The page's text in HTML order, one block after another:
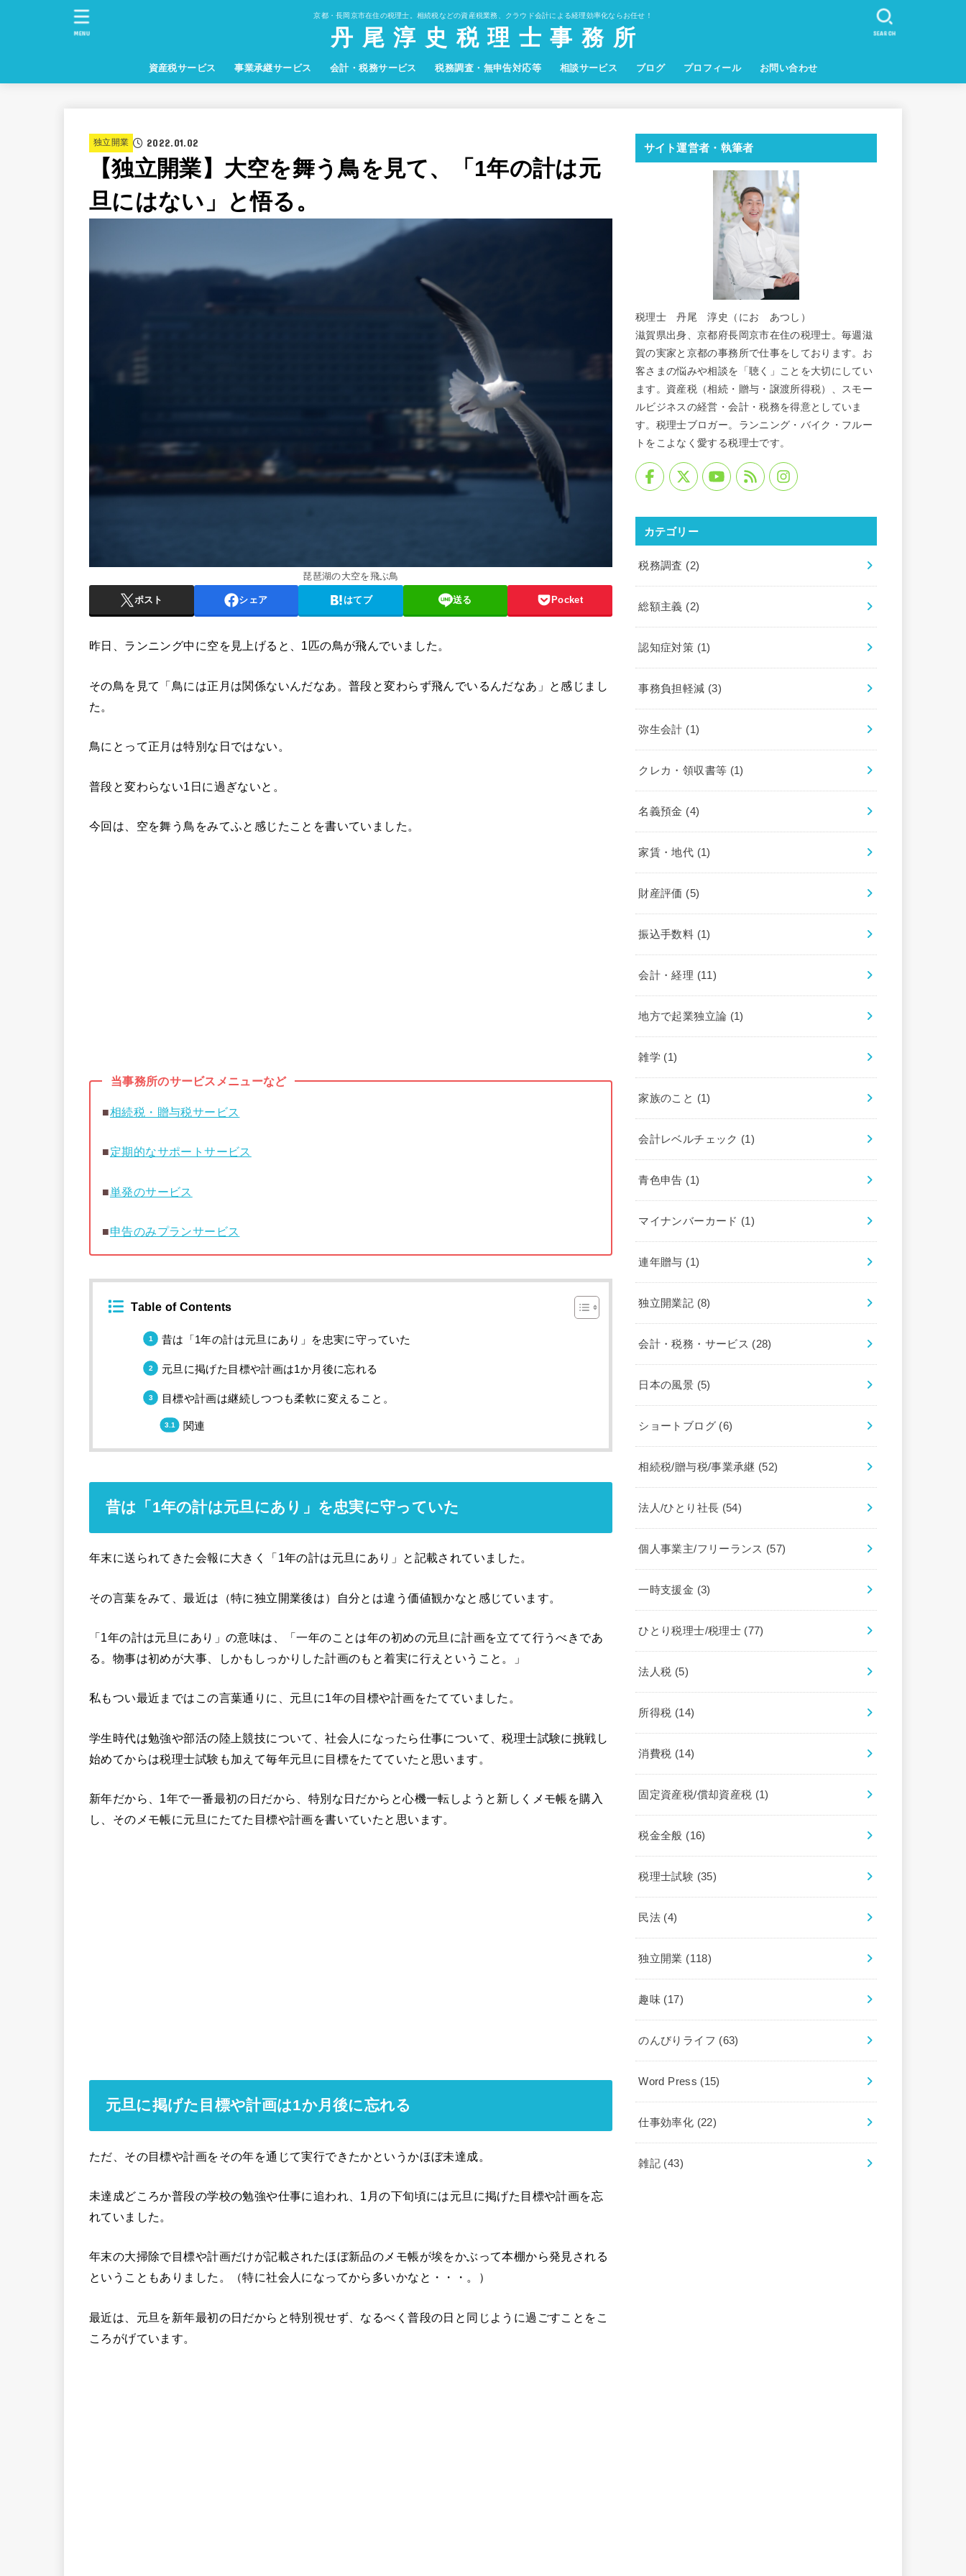
京都・長岡京市在住の税理士。相続税などの資産税業務、クラウド会計による経理効率化ならお任せ！
丹 尾 淳 史 税 理 士 事 務 所
資産税サービス 事業承継サービス 会計・税務サービス 税務調査・無申告対応等 相談サービス ブログ プロフィール お問い合わせ
SEARCH
MENU
独立開業 2022.01.02
【独立開業】大空を舞う鳥を見て、「1年の計は元
旦にはない」と悟る。
琵琶湖の大空を飛ぶ鳥
ポスト シェア はてブ 送る Pocket
昨日、ランニング中に空を見上げると、1匹の鳥が飛んでいました。
その鳥を見て「鳥には正月は関係ないんだなあ。普段と変わらず飛んでいるんだなあ」と感じまし
た。
鳥にとって正月は特別な日ではない。
普段と変わらない1日に過ぎないと。
今回は、空を舞う鳥をみてふと感じたことを書いていました。
当事務所のサービスメニューなど
■相続税・贈与税サービス
■定期的なサポートサービス
■単発のサービス
■申告のみプランサービス
Table of Contents
昔は「1年の計は元旦にあり」を忠実に守っていた
元旦に掲げた目標や計画は1か月後に忘れる
目標や計画は継続しつつも柔軟に変えること。
関連
昔は「1年の計は元旦にあり」を忠実に守っていた
年末に送られてきた会報に大きく「1年の計は元旦にあり」と記載されていました。
その言葉をみて、最近は（特に独立開業後は）自分とは違う価値観かなと感じています。
「1年の計は元旦にあり」の意味は、「一年のことは年の初めの元旦に計画を立てて行うべきであ
る。物事は初めが大事、しかもしっかりした計画のもと着実に行えということ。」
私もつい最近まではこの言葉通りに、元旦に1年の目標や計画をたてていました。
学生時代は勉強や部活の陸上競技について、社会人になったら仕事について、税理士試験に挑戦し
始めてからは税理士試験も加えて毎年元旦に目標をたてていたと思います。
新年だから、1年で一番最初の日だから、特別な日だからと心機一転しようと新しくメモ帳を購入
し、そのメモ帳に元旦にたてた目標や計画を書いていたと思います。
元旦に掲げた目標や計画は1か月後に忘れる
ただ、その目標や計画をその年を通じて実行できたかというかほぼ未達成。
未達成どころか普段の学校の勉強や仕事に追われ、1月の下旬頃には元旦に掲げた目標や計画を忘
れていました。
年末の大掃除で目標や計画だけが記載されたほぼ新品のメモ帳が埃をかぶって本棚から発見される
ということもありました。（特に社会人になってから多いかなと・・・。）
最近は、元旦を新年最初の日だからと特別視せず、なるべく普段の日と同じように過ごすことをこ
ころがげています。
サイト運営者・執筆者
税理士 丹尾 淳史（にお あつし）
滋賀県出身、京都府長岡京市在住の税理士。毎週滋
賀の実家と京都の事務所で仕事をしております。お
客さまの悩みや相談を「聴く」ことを大切にしてい
ます。資産税（相続・贈与・譲渡所得税）、スモー
ルビジネスの経営・会計・税務を得意としていま
す。税理士ブロガー。ランニング・バイク・フルー
トをこよなく愛する税理士です。
カテゴリー
税務調査 (2)
総額主義 (2)
認知症対策 (1)
事務負担軽減 (3)
弥生会計 (1)
クレカ・領収書等 (1)
名義預金 (4)
家賃・地代 (1)
財産評価 (5)
振込手数料 (1)
会計・経理 (11)
地方で起業独立論 (1)
雑学 (1)
家族のこと (1)
会計レベルチェック (1)
青色申告 (1)
マイナンバーカード (1)
連年贈与 (1)
独立開業記 (8)
会計・税務・サービス (28)
日本の風景 (5)
ショートブログ (6)
相続税/贈与税/事業承継 (52)
法人/ひとり社長 (54)
個人事業主/フリーランス (57)
一時支援金 (3)
ひとり税理士/税理士 (77)
法人税 (5)
所得税 (14)
消費税 (14)
固定資産税/償却資産税 (1)
税金全般 (16)
税理士試験 (35)
民法 (4)
独立開業 (118)
趣味 (17)
のんびりライフ (63)
Word Press (15)
仕事効率化 (22)
雑記 (43)